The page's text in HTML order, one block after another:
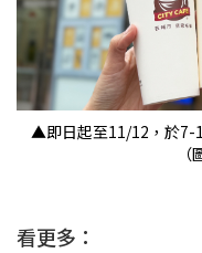
▲即日起至11/12，於7-
看更多：